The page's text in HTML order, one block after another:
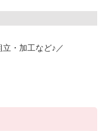
、
スタートし、
です。
・加工など♪／
立てる